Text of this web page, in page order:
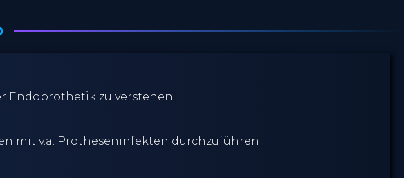
Endoprothetik zu verstehen
mit v.a. Protheseninfekten durchzuführen